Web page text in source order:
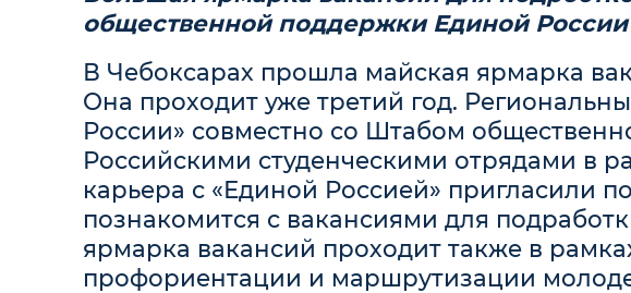
общественной поддержки Единой России
В Чебоксарах прошла майская ярмарка
Она проходит уже третий год.
России» совместно со Штабом
Российскими студенческими отрядами в
карьера с «Единой Россией» пригласили
познакомится с вакансиями для
ярмарка вакансий проходит также в
профориентации и маршрутизации